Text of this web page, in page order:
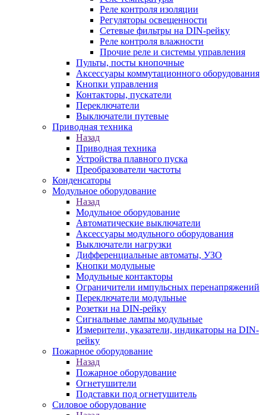
Реле контроля изоляции
Регуляторы освещенности
Сетевые фильтры на DIN-рейку
Реле контроля влажности
Прочие реле и системы управления
Пульты, посты кнопочные
Аксессуары коммутационного оборудования
Кнопки управления
Контакторы, пускатели
Переключатели
Выключатели путевые
Приводная техника
Назад
Приводная техника
Устройства плавного пуска
Преобразователи частоты
Конденсаторы
Модульное оборудование
Назад
Модульное оборудование
Автоматические выключатели
Аксессуары модульного оборудования
Выключатели нагрузки
Дифференциальные автоматы, УЗО
Кнопки модульные
Модульные контакторы
Ограничители импульсных перенапряжений
Переключатели модульные
Розетки на DIN-рейку
Сигнальные лампы модульные
Измерители, указатели, индикаторы на DIN-
рейку
Пожарное оборудование
Назад
Пожарное оборудование
Огнетушители
Подставки под огнетушитель
Силовое оборудование